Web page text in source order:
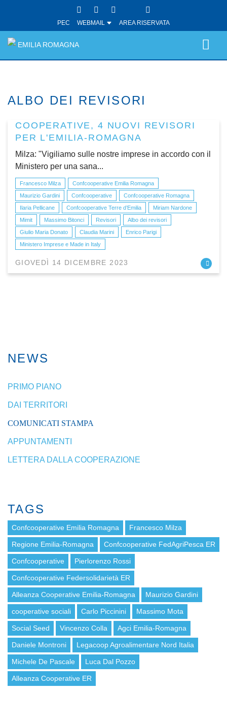
PEC WEBMAIL AREA RISERVATA
EMILIA ROMAGNA
ALBO DEI REVISORI
COOPERATIVE, 4 NUOVI REVISORI
PER L'EMILIA-ROMAGNA
Milza: "Vigiliamo sulle nostre imprese in accordo con il
Ministero per una sana...
Francesco Milza
Confcooperative Emilia Romagna
Maurizio Gardini
Confcooperative
Confcooperative Romagna
Ilaria Pellicane
Confcooperative Terre d’Emilia
Miriam Nardone
Mimit
Massimo Bitonci Revisori
Albo dei revisori
Giulio Maria Donato
Claudia Marini
Enrico Parigi
Ministero Imprese e Made in Italy
GIOVEDÌ 14 DICEMBRE 2023
NEWS
PRIMO PIANO
DAI TERRITORI
COMUNICATI STAMPA
APPUNTAMENTI
LETTERA DALLA COOPERAZIONE
TAGS
Confcooperative Emilia Romagna Francesco Milza
Regione Emilia-Romagna Confcooperative FedAgriPesca ER
Confcooperative Pierlorenzo Rossi
Confcooperative Federsolidarietà ER
Alleanza Cooperative Emilia-Romagna Maurizio Gardini
cooperative sociali Carlo Piccinini Massimo Mota
Social Seed Vincenzo Colla Agci Emilia-Romagna
Daniele Montroni Legacoop Agroalimentare Nord Italia
Michele De Pascale Luca Dal Pozzo
Alleanza Cooperative ER